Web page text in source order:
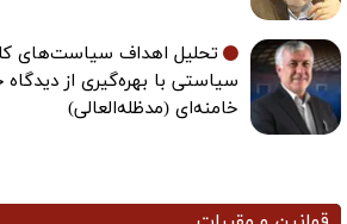
تحلیل اهداف سیاست‌های
سیاستی با بهره‌گیری از
خامنه‌ای (مدظله‌العالی)